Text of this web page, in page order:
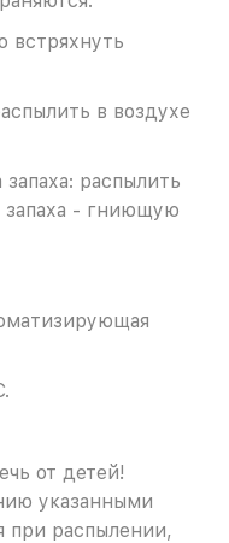
встряхнуть
в воздухе
распылить
запаха - гниющую
от детей!
указанными
при распылении,